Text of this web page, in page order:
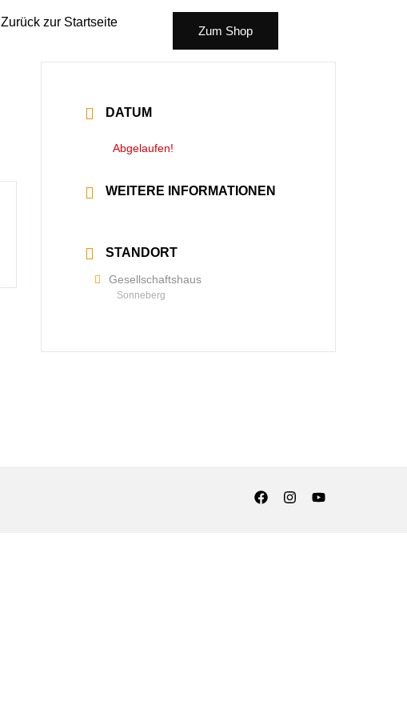
Zurück zur Startseite
Zum Shop
DATUM
Abgelaufen!
WEITERE INFORMATIONEN
STANDORT
Gesellschaftshaus
Sonneberg